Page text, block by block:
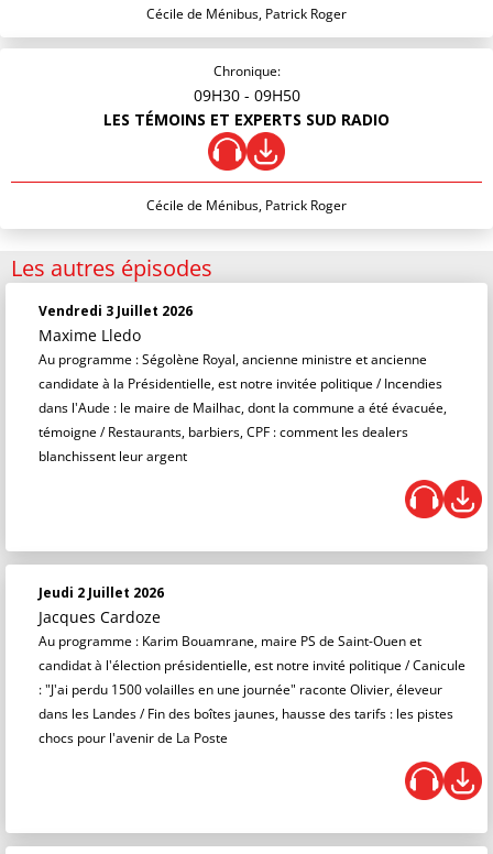
Cécile de Ménibus, Patrick Roger
Chronique:
09H30 - 09H50
LES TÉMOINS ET EXPERTS SUD RADIO
Cécile de Ménibus, Patrick Roger
Les autres épisodes
Vendredi 3 Juillet 2026
Maxime Lledo
Au programme : Ségolène Royal, ancienne ministre et ancienne
candidate à la Présidentielle, est notre invitée politique / Incendies
dans l'Aude : le maire de Mailhac, dont la commune a été évacuée,
témoigne / Restaurants, barbiers, CPF : comment les dealers
blanchissent leur argent
Jeudi 2 Juillet 2026
Jacques Cardoze
Au programme : Karim Bouamrane, maire PS de Saint-Ouen et
candidat à l'élection présidentielle, est notre invité politique / Canicule
: "J'ai perdu 1500 volailles en une journée" raconte Olivier, éleveur
dans les Landes / Fin des boîtes jaunes, hausse des tarifs : les pistes
chocs pour l'avenir de La Poste